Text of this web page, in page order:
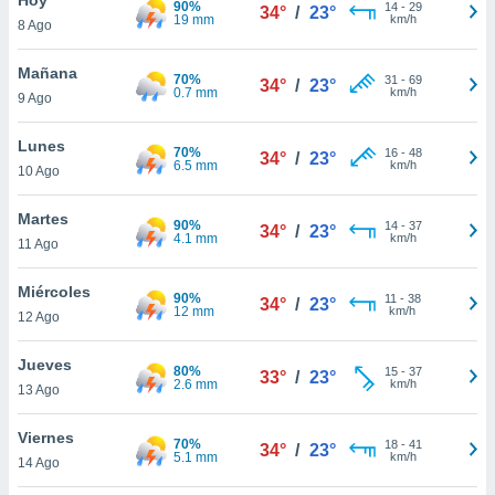
y
en
más
de
8 Ago
90%
19 mm
34° / 23° 14- 29
km/h
Mañana
9 Ago
70%
0.7 mm
34° / 23° 31 - 69
km/h
Lunes
10 Ago
70%
6.5 mm
34° / 23° 16- 48
km/h
Martes
11 Ago
90%
4.1 mm
34° / 23° 14- 37
km/h
Miércoles
12 Ago
90%
12 mm
34° / 23° 11 - 38
km/h
Jueves
13 Ago
80%
2.6 mm
33° / 23° 15- 37
km/h
Viernes
14 Ago
70%
5.1 mm
34° / 23° 18- 41
km/h